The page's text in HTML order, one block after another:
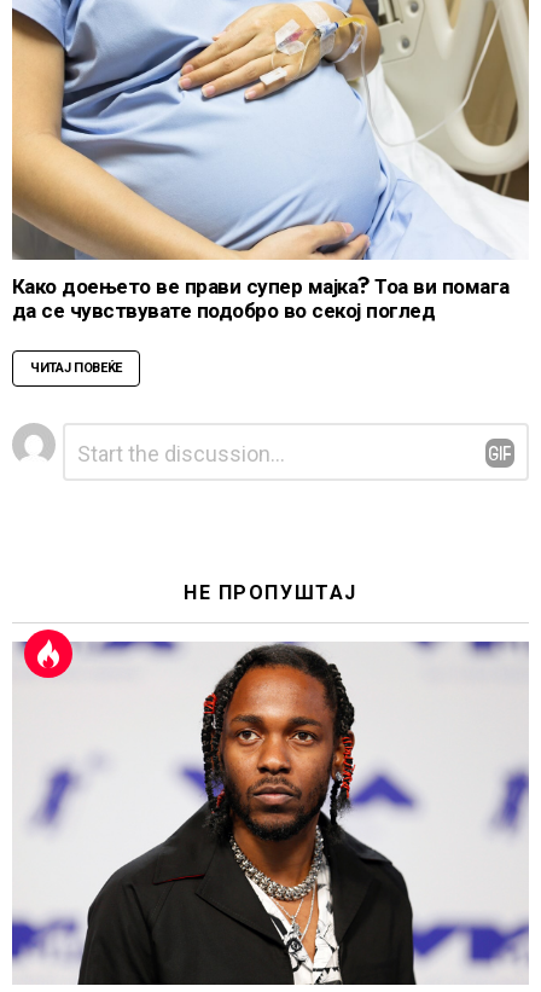
Како доењето ве прави супер мајка? Тоа ви помага
да се чувствувате подобро во секој поглед
ЧИТАЈ ПОВЕЌЕ
Leave
a
Reply
НЕ ПРОПУШТАЈ